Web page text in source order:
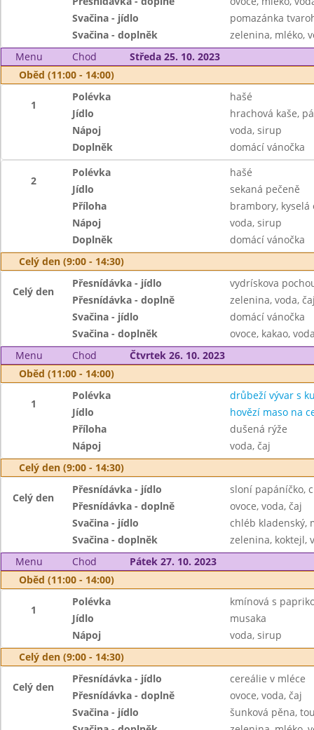
Svačina - jídlo
pomazánka
Svačina - doplněk
zelenina, mléko,
Menu
Chod
Středa 25. 10. 2023
Oběd (11:00 - 14:00)
1
Polévka
hašé
Jídlo
hrachová kaše,
Nápoj
voda, sirup
Doplněk
domácí vánočka
2
Polévka
hašé
Jídlo
sekaná pečeně
Příloha
brambory, kyselá
Nápoj
voda, sirup
Doplněk
domácí vánočka
Celý den (9:00 - 14:30)
Celý den
Přesnídávka - jídlo
vydrískova
Přesnídávka - doplně
zelenina, voda,
Svačina - jídlo
domácí vánočka
Svačina - doplněk
ovoce, kakao,
Menu
Chod
Čtvrtek 26. 10. 2023
Oběd (11:00 - 14:00)
1
Polévka
drůbeží vývar s
Jídlo
hovězí maso na
Příloha
dušená rýže
Nápoj
voda, čaj
Celý den (9:00 - 14:30)
Celý den
Přesnídávka - jídlo
sloní papáníčko,
Přesnídávka - doplně
ovoce, voda, čaj
Svačina - jídlo
chléb kladenský,
Svačina - doplněk
zelenina, koktejl,
Menu
Chod
Pátek 27. 10. 2023
Oběd (11:00 - 14:00)
1
Polévka
kmínová s
Jídlo
musaka
Nápoj
voda, sirup
Celý den (9:00 - 14:30)
Celý den
Přesnídávka - jídlo
cereálie v mléce
Přesnídávka - doplně
ovoce, voda, čaj
Svačina - jídlo
šunková pěna,